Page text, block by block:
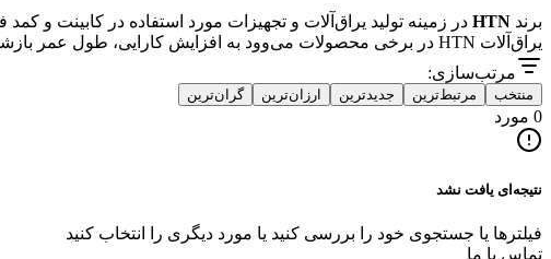
برند HTN در زمینه تولید یراق‌آلات و تجهیزات مورد استفاده در کابینت و
یراق‌آلات HTN در برخی محصولات می‌وود به افزایش کارایی، طول عمر بازشوها و بهبود تجربه استفاده روزمره کمک می‌کند.
مرتب‌سازی:
منتخب مرتبط‌ترین جدیدترین ارزان‌ترین گران‌ترین
0 مورد
نتیجه‌ای یافت نشد
فیلترها یا جستجوی خود را بررسی کنید یا مورد دیگری را انتخاب کنید
تماس با ما